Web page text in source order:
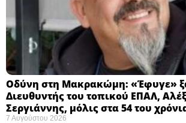
Οδύνη στη Μακρακώμη: «Έφυγε»
Διευθυντής του τοπικού ΕΠΑΛ,
Σεργιάννης, μόλις στα 54 του
7 Αυγούστου 2026